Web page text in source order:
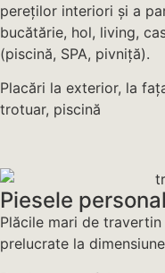
pereților interiori și a
bucătărie, hol, living,
(piscină, SPA, pivniță).
Placări la exterior, la
trotuar, piscină
Piesele
Plăcile mari de
prelucrate la